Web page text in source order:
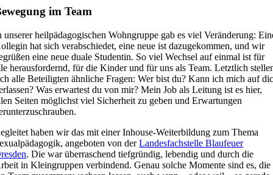
im Team
unserer heilpädagogischen Wohngruppe gab es viel Veränderung:
hat sich verabschiedet, eine neue ist dazugekommen, und wir
eine neue duale Studentin. So viel Wechsel auf einmal ist für
herausfordernd, für die Kinder und für uns als Team. Letztlich
alle Beteiligten ähnliche Fragen: Wer bist du? Kann ich mich auf
Was erwartest du von mir?Mein Job als Leitung ist es hier,
Seiten möglichst viel Sicherheit zu geben und Erwartungen
haben wir das mit einer Inhouse-Weiterbildung zum Thema
angeboten von derLandesfachstelle Blaufeuer
. Die war überraschend tiefgründig, lebendig und durch die
in Kleingruppen verbindend. Genau solche Momente sind es, die